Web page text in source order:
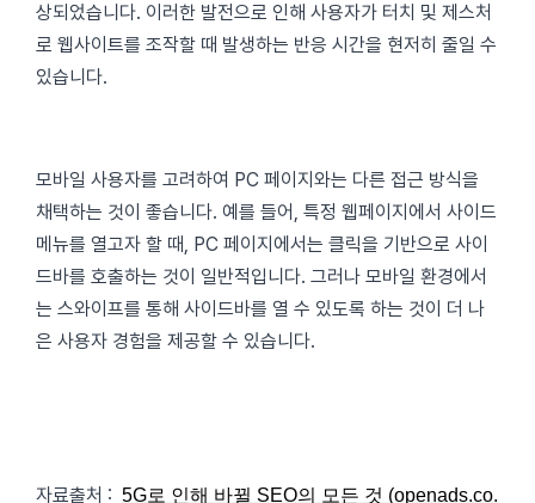
상되었습니다. 이러한 발전으로 인해 사용자가 터치 및 제스처
로 웹사이트를 조작할 때 발생하는 반응 시간을 현저히 줄일 수
있습니다.
모바일 사용자를 고려하여 PC 페이지와는 다른 접근 방식을
채택하는 것이 좋습니다. 예를 들어, 특정 웹페이지에서 사이드
메뉴를 열고자 할 때, PC 페이지에서는 클릭을 기반으로 사이
드바를 호출하는 것이 일반적입니다. 그러나 모바일 환경에서
는 스와이프를 통해 사이드바를 열 수 있도록 하는 것이 더 나
은 사용자 경험을 제공할 수 있습니다.
자료출처 : 5G로 인해 바뀔 SEO의 모든 것 (openads.co.